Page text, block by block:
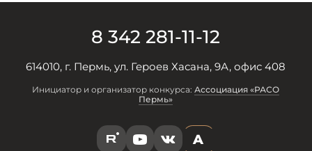
8 342 281-11-12
614010, г. Пермь, ул. Героев Хасана, 9А, офис 408
Инициатор и организатор конкурса:Ассоциация «РАСО
Пермь»
R Y V A